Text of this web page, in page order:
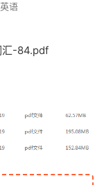
语
汇-84.pdf